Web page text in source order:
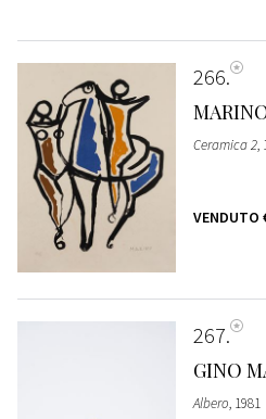
266
Ceramica 2,
VENDUTO
267
GINO
Albero, 1981